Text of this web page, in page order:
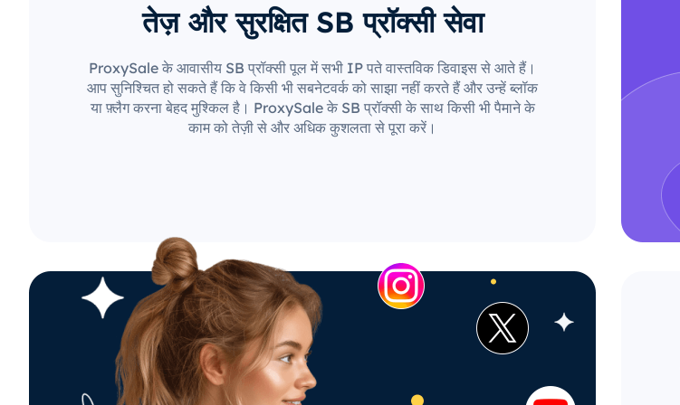
तेज़ और सुरक्षित SB प्रॉक्सी सेवा
ProxySale के आवासीय SB प्रॉक्सी पूल में सभी IP पते वास्तविक डिवाइस से आते हैं।
आप सुनिश्चित हो सकते हैं कि वे किसी भी सबनेटवर्क को साझा नहीं करते हैं और उन्हें ब्लॉक
या फ़्लैग करना बेहद मुश्किल है। ProxySale के SB प्रॉक्सी के साथ किसी भी पैमाने के
काम को तेज़ी से और अधिक कुशलता से पूरा करें।